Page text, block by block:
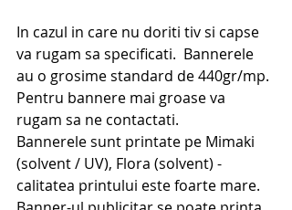
In cazul in care nu doriti tiv si capse
va rugam sa specificati. ​ Bannerele
au o grosime standard de 440gr/mp.
Pentru bannere mai groase va
rugam sa ne contactati.
Bannerele sunt printate pe Mimaki
(solvent / UV), Flora (solvent) -
calitatea printului este foarte mare.